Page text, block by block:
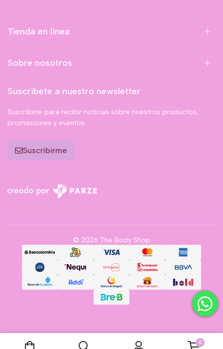
Tienda en línea
Sobre nosotros
Suscríbete a nuestro newsletter
Suscríbete para recibir noticias sobre nuestros productos,
promociones y eventos.
Suscribirme
© 2026 The Body Shop
0